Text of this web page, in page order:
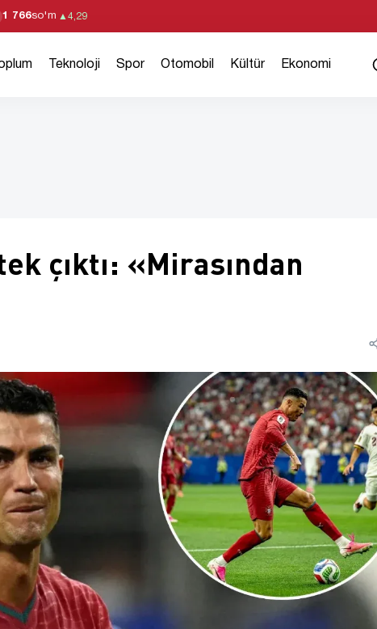
1 766so'm ▲ 4,29
Teknoloji Spor Otomobil Kültür Ekonomi
çıktı: «Mirasından